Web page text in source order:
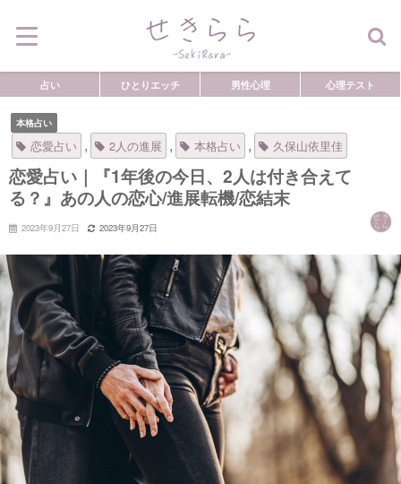
占い ひとりエッチ 男性心理 心理テスト
本格占い
恋愛占い , 2人の進展 , 本格占い , 久保山依里佳
恋愛占い｜『1年後の今日、2人は付き合えて
る？』あの人の恋心/進展転機/恋結末
2023年9月27日 2023年9月27日